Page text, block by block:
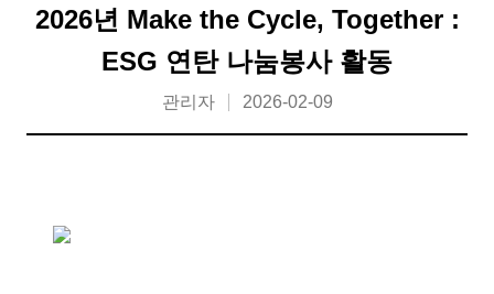
2026년 Make the Cycle, Together :
ESG 연탄 나눔봉사 활동
관리자 2026-02-09